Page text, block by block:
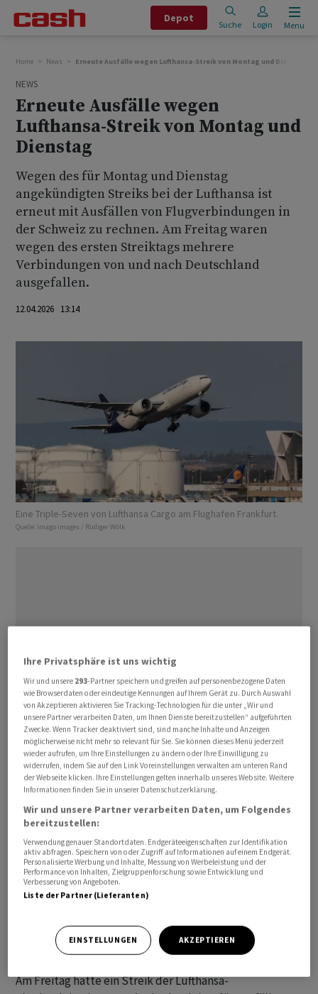
Depot
Suche Login Menu
Home News Erneute Ausfälle wegen Lufthansa-Streik von Montag und Dienstag
NEWS
Erneute Ausfälle wegen
Lufthansa-Streik von Montag und
Dienstag
Wegen des für Montag und Dienstag
angekündigten Streiks bei der Lufthansa ist
erneut mit Ausfällen von Flugverbindungen in
der Schweiz zu rechnen. Am Freitag waren
wegen des ersten Streiktags mehrere
Verbindungen von und nach Deutschland
ausgefallen.
12.04.2026 13:14
Eine Triple-Seven von Lufthansa Cargo am Flughafen Frankfurt.
Quelle: imago images / Rüdiger Wölk
Der Flughafen Genf meldete am Sonntag auf Anfrage
von Keystone-SDA zwei gestrichene Flüge nach
Frankfurt und München. Der Zürcher Flughafen
verfügte nach Auskunft der Medienstelle noch über
keine entsprechenden Informationen.
Die zu erwartenden Flugausfälle sind gemäss Angaben
Cockpit-Personals. Der Ausstand sei von Montag 00.01
Uhr bis Dienstag 23.59 Uhr vorgesehen.
Am Freitag hatte ein Streik der Lufthansa-
Ihre Privatsphäre ist uns wichtig
Wir und unsere 293-Partner speichern und greifen auf personenbezogene Daten
wie Browserdaten oder eindeutige Kennungen auf Ihrem Gerät zu. Durch Auswahl
von Akzeptieren aktivieren Sie Tracking-Technologien für die unter „Wir und
unsere Partner verarbeiten Daten, um Ihnen Dienste bereitzustellen“ aufgeführten
Zwecke. Wenn Tracker deaktiviert sind, sind manche Inhalte und Anzeigen
möglicherweise nicht mehr so relevant für Sie. Sie können dieses Menü jederzeit
wieder aufrufen, um Ihre Einstellungen zu ändern oder Ihre Einwilligung zu
widerrufen, indem Sie auf den Link Voreinstellungen verwalten am unteren Rand
der Webseite klicken. Ihre Einstellungen gelten innerhalb unseres Website. Weitere
Informationen finden Sie in unserer Datenschutzerklärung.
Wir und unsere Partner verarbeiten Daten, um Folgendes
bereitzustellen:
Verwendung genauer Standortdaten. Endgeräteeigenschaften zur Identifikation
aktiv abfragen. Speichern von oder Zugriff auf Informationen auf einem Endgerät.
Personalisierte Werbung und Inhalte, Messung von Werbeleistung und der
Performance von Inhalten, Zielgruppenforschung sowie Entwicklung und
Verbesserung von Angeboten.
Liste der Partner (Lieferanten)
EINSTELLUNGEN AKZEPTIEREN